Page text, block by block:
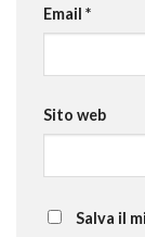
Email *
Sito web
Salva il